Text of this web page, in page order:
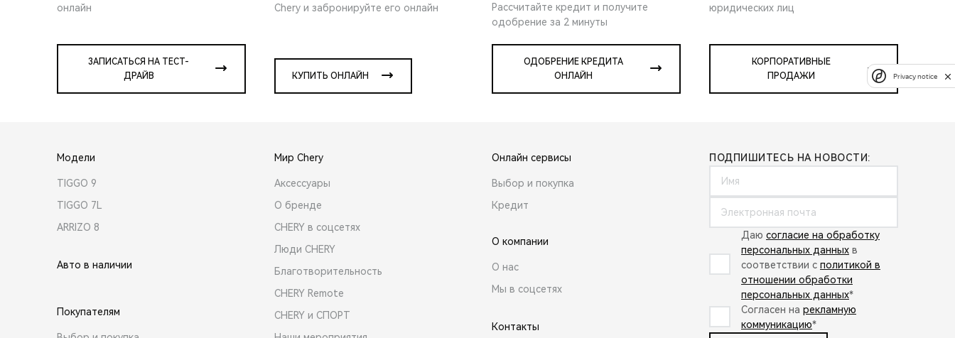
онлайн
ЗАПИСАТЬСЯ НА ТЕСТ-
ДРАЙВ
Chery и забронируйте его онлайн
КУПИТЬ ОНЛАЙН
Рассчитайте кредит и получите
одобрение за 2 минуты
ОДОБРЕНИЕ КРЕДИТА
ОНЛАЙН
юридических лиц
КОРПОРАТИВНЫЕ
ПРОДАЖИ
Модели
TIGGO 9
TIGGO 7L
ARRIZO 8
Авто в наличии
Покупателям
Мир Chery
Аксессуары
О бренде
CHERY в соцсетях
Люди CHERY
Благотворительность
CHERY Remote
CHERY и СПОРТ
Онлайн сервисы
Выбор и покупка
Кредит
О компании
О нас
Мы в соцсетях
Контакты
ПОДПИШИТЕСЬ НА НОВОСТИ:
Даю согласие на обработку
персональных данных в
соответствии с политикой в
отношении обработки
персональных данных*
Согласен на рекламную
коммуникацию*
Privacy notice